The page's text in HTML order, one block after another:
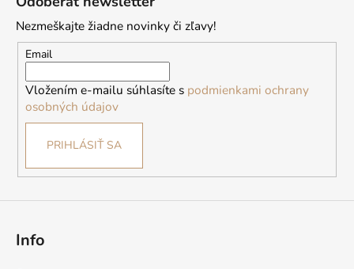
Nezmeškajte žiadne novinky či zľavy!
Email
Vložením e-mailu súhlasíte s podmienkami ochrany
osobných údajov
PRIHLÁSIŤ SA
Info